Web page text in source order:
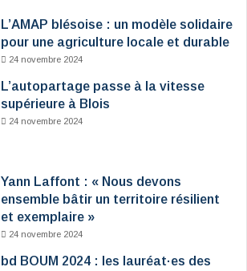
L’AMAP blésoise : un modèle solidaire
pour une agriculture locale et durable
24 novembre 2024
L’autopartage passe à la vitesse
supérieure à Blois
24 novembre 2024
Yann Laffont : « Nous devons
ensemble bâtir un territoire résilient
et exemplaire »
24 novembre 2024
bd BOUM 2024 : les lauréat·es des